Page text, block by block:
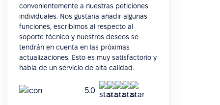
convenientemente a nuestras peticiones
individuales. Nos gustaría añadir algunas
funciones, escribimos al respecto al
soporte técnico y nuestros deseos se
tendrán en cuenta en las próximas
actualizaciones. Esto es muy satisfactorio y
habla de un servicio de alta calidad.
5.0